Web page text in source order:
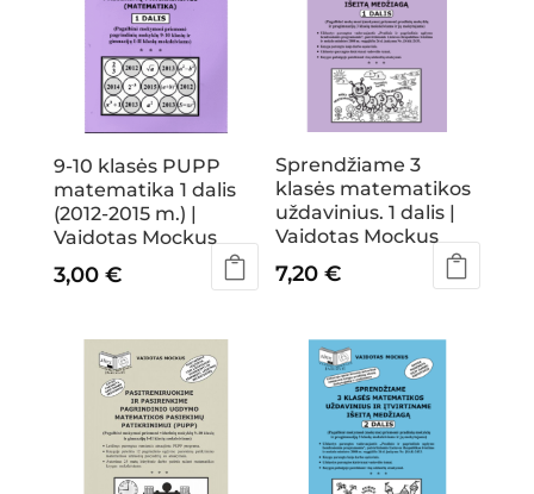
9-10 klasės PUPP
matematika 1 dalis
(2012-2015 m.) |
Vaidotas Mockus
3,00 €
Sprendžiame 3
klasės matematikos
uždavinius. 1 dalis |
Vaidotas Mockus
7,20€